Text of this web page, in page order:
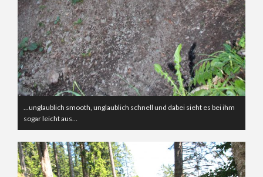
…unglaublich smooth, unglaublich schnell und dabei sieht es bei ihm
sogar leicht aus…